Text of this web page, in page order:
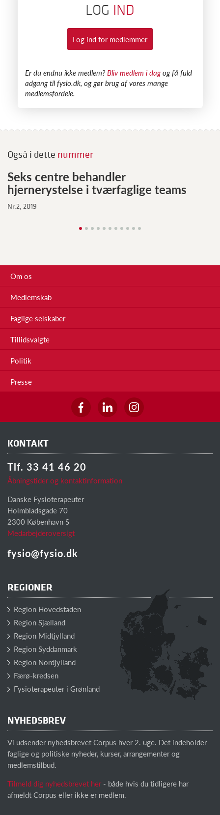
LOG IND
Log ind for medlemmer
​Er du endnu ikke medlem?Bliv medlem i dagog få fuld
adgang til fysio.dk, og gør brug af vores mange
medlemsfordele.
Også i dette nummer
Seks centre behandler
hjernerystelse i tværfaglige teams
Nr.2, 2019
Om os
Medlemskab
Faglige selskaber
Tillidsvalgte
Politik
Presse
KONTAKT
Tlf. 33 41 46 20
Åbningstider og kontaktinformation
Danske Fysioterapeuter
Holmbladsgade 70
2300 København S
Medarbejderoversigt
fysio@fysio.dk
REGIONER
Region Hovedstaden
Region Sjælland
Region Midtjylland
Region Syddanmark
Region Nordjylland
Færø-kredsen
Fysioterapeuter i Grønland
NYHEDSBREV
Vi udsender nyhedsbrevet Corpus hver 2. uge. Det indeholder
faglige og politiske nyheder, kurser, arrangementer og
medlemstilbud.
Tilmeld dig nyhedsbrevet her- både hvis du tidligere har
afmeldt Corpus eller ikke er medlem.